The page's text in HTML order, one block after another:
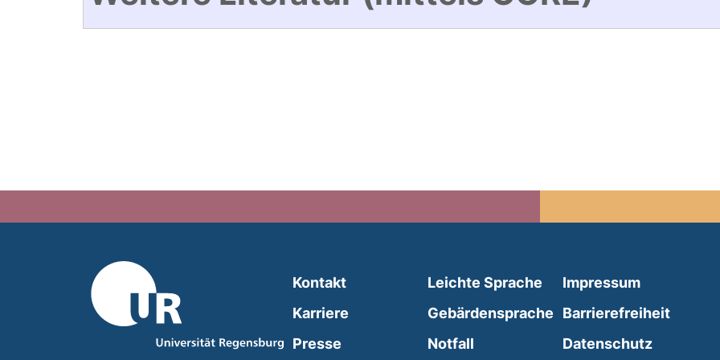
Kontakt
Karriere
Presse
Leichte Sprache (external link, opens in a
Gebärdensprache (external link, opens in
Notfall (external link, opens in a new
Impressum
Barrierefreiheit
Datenschutz